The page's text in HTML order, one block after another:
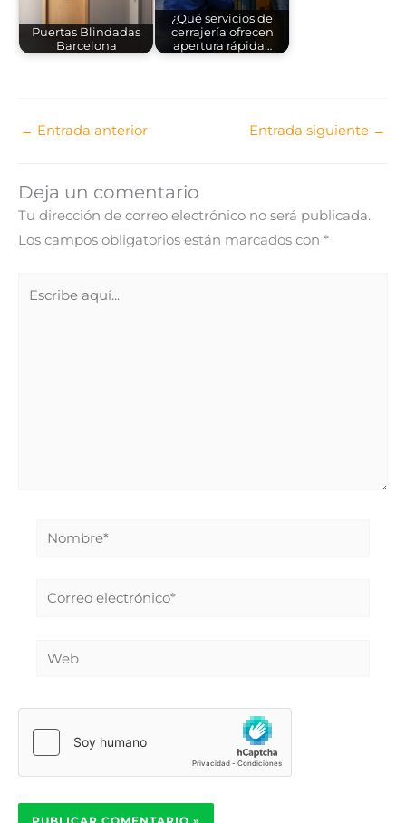
Puertas Blindadas
Barcelona
¿Qué servicios de
cerrajería ofrecen
apertura rápida…
← Entrada anterior Entrada siguiente →
Deja un comentario
Tu dirección de correo electrónico no será publicada.
Los campos obligatorios están marcados con *
Nombre*
Correo
Web